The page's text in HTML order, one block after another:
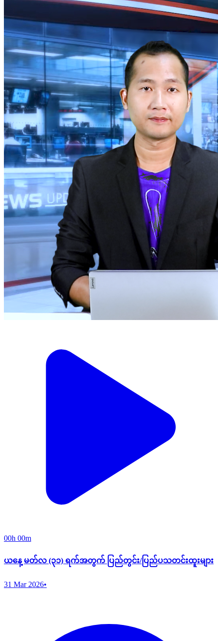
00h 00m
ယနေ့ မတ်လ (၃၁) ရက်အတွက် ပြည်တွင်း/ပြည်ပသတင်းထူးများ
31 Mar 2026•